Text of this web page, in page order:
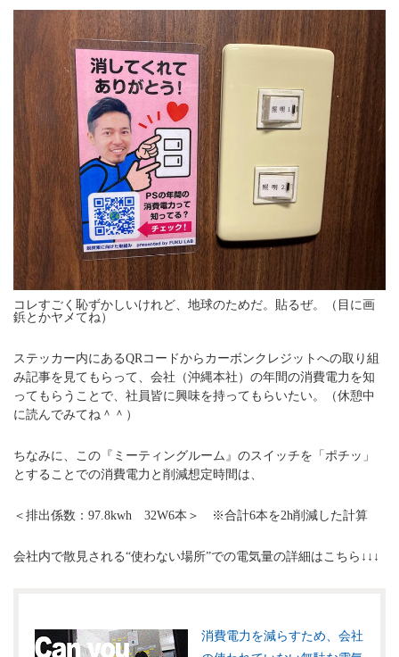
コレすごく恥ずかしいけれど、地球のためだ。貼るぜ。（目に画
鋲とかヤメてね）
ステッカー内にあるQRコードからカーボンクレジットへの取り組
み記事を見てもらって、会社（沖縄本社）の年間の消費電力を知
ってもらうことで、社員皆に興味を持ってもらいたい。（休憩中
に読んでみてね＾＾）
ちなみに、この『ミーティングルーム』のスイッチを「ポチッ」
とすることでの消費電力と削減想定時間は、
＜排出係数：97.8kwh 32W6本＞ ※合計6本を2h削減した計算
会社内で散見される“使わない場所”での電気量の詳細はこちら↓↓↓
消費電力を減らすため、会社